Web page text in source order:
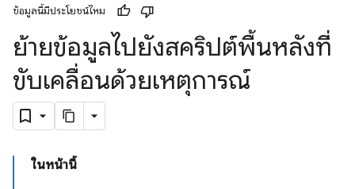
ข้อมูลนี้มีประโยชน์ไหม
ย้ายข้อมูลไปยังสคริปต์พื้นหลังที่
ขับเคลื่อนด้วยเหตุการณ์
ในหน้านี้